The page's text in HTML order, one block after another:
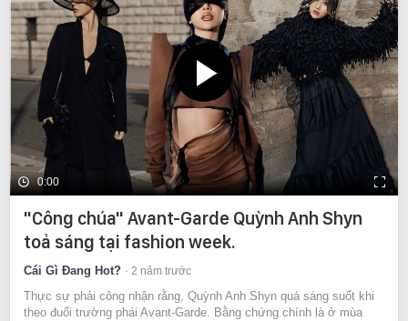
0:00
"Công chúa" Avant-Garde Quỳnh Anh Shyn
toả sáng tại fashion week.
Cái Gì Đang Hot? 2 năm trước
Thực sự phải công nhận rằng, Quỳnh Anh Shyn quá sáng suốt khi
theo đuổi trường phái Avant-Garde. Bằng chứng chính là ở mùa